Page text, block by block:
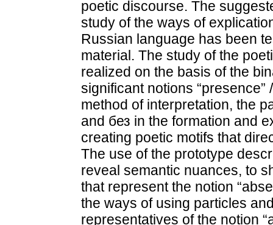
poetic discourse. The
study of the ways of
Russian language has been
material. The study of the
realized on the basis of the
significant notions “presence”
method of interpretation, the
and без in the formation and
creating poetic motifs that
The use of the prototype
reveal semantic nuances, to
that represent the notion
the ways of using particles
representatives of the notion